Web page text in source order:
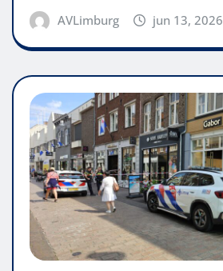
AVLimburg jun 13, 2026